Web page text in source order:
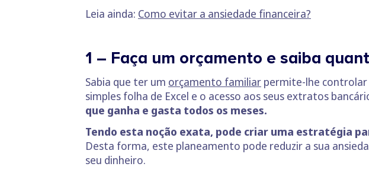
Leia ainda: Como evitar a ansiedade financeira?
1 – Faça um orçamento e saiba
Sabia que ter um orçamento familiar permite-lhe controlar
simples folha de Excel e o acesso aos seus extratos
que ganha e gasta todos os meses.
Tendo esta noção exata, pode criar uma estratégia
Desta forma, este planeamento pode reduzir a sua
seu dinheiro.